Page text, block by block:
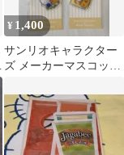
¥ 1,400
サンリオキャラクター
ズ メーカーマスコット
4種